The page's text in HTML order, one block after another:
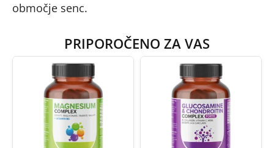
območje senc.
PRIPOROČENO ZA VAS